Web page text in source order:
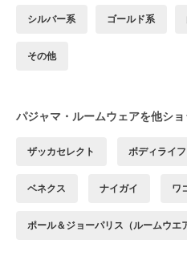
シルバー系 ゴールド系
その他
パジャマ・ルームウェアを他シ
ザッカセレクト ボディライフ
ベネクス ナイガイ ワ
ポール＆ジョーパリス（ルームウエ